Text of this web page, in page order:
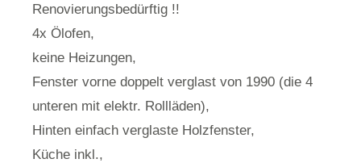
Renovierungsbedürftig !!
4x Ölofen,
keine Heizungen,
Fenster vorne doppelt verglast von 1990 (die 4
unteren mit elektr. Rollläden),
Hinten einfach verglaste Holzfenster,
Küche inkl.,